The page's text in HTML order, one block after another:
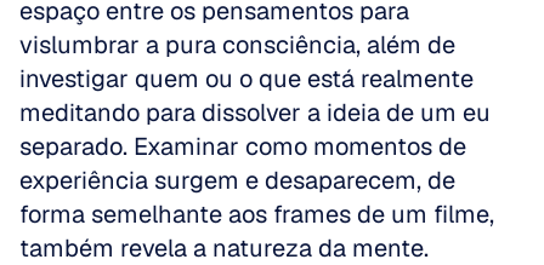
espaço entre os pensamentos para
vislumbrar a pura consciência, além de
investigar quem ou o que está realmente
meditando para dissolver a ideia de um eu
separado. Examinar como momentos de
experiência surgem e desaparecem, de
forma semelhante aos frames de um filme,
também revela a natureza da mente.